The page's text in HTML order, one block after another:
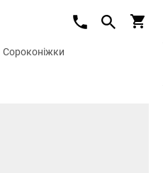
Сороконіжки